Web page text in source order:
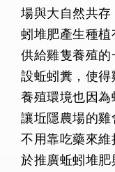
場與大自然共
蚓堆肥產生種
供給雞隻養殖
設蚯蚓糞，使得
養殖環境也因為
讓坵隱農場的
不用靠吃藥來
於推廣蚯蚓堆